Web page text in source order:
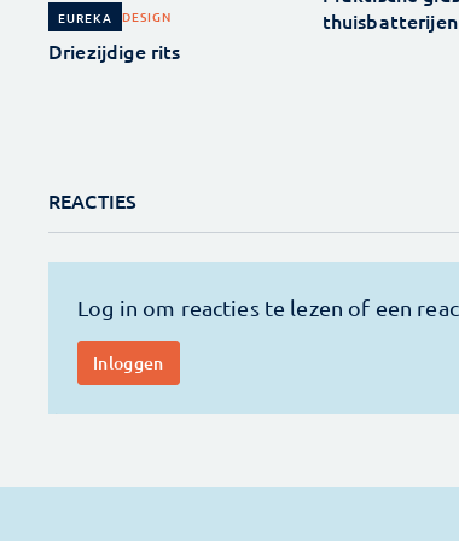
EUREKA DESIGN
Driezijdige rits
thuisbatterijen
REACTIES